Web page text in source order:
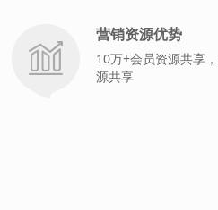
营销资源优势
10万+会员资源共享
源共享